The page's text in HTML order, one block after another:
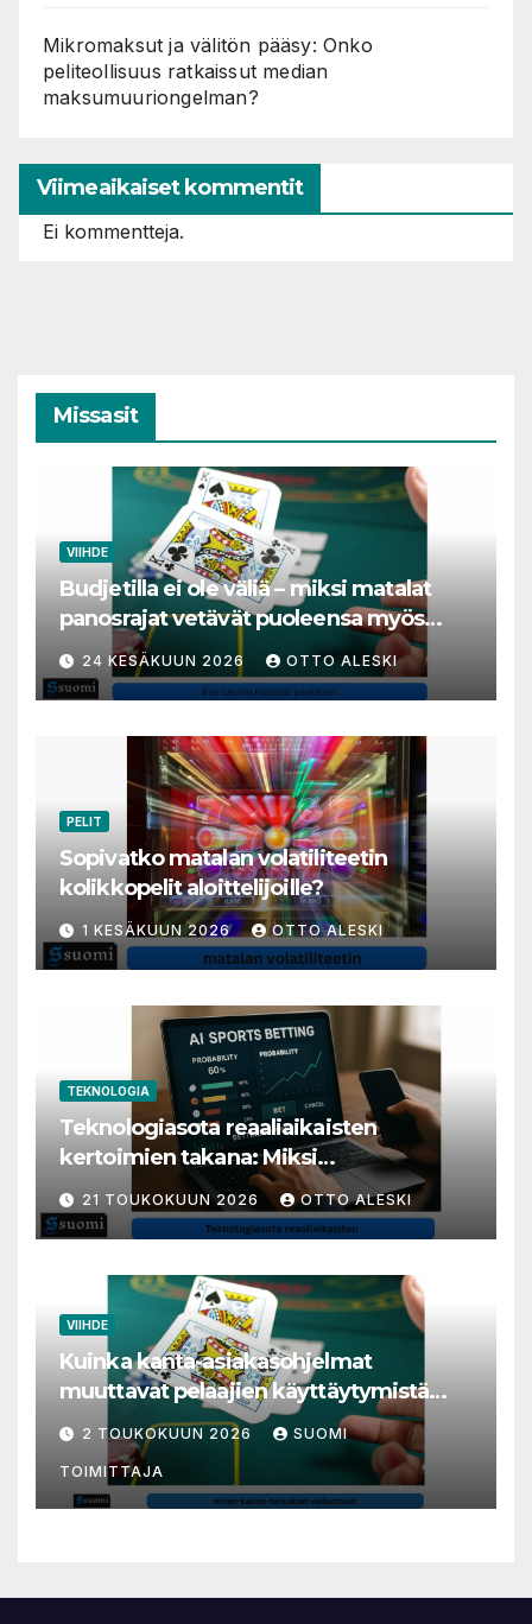
Mikromaksut ja välitön pääsy: Onko
peliteollisuus ratkaissut median
maksumuuriongelman?
Viimeaikaiset kommentit
Ei kommentteja.
Missasit
VIIHDE
Budjetilla ei ole väliä – miksi matalat
panosrajat vetävät puoleensa myös
varakkaita harrastajia
24 KESÄKUUN 2026 OTTO ALESKI
PELIT
Sopivatko matalan volatiliteetin
kolikkopelit aloittelijoille?
1 KESÄKUUN 2026 OTTO ALESKI
TEKNOLOGIA
Teknologiasota reaaliaikaisten
kertoimien takana: Miksi
millisekunneista tuli livenäpyttelyn
tärkein valuutta
21 TOUKOKUUN 2026 OTTO ALESKI
VIIHDE
Kuinka kanta-asiakasohjelmat
muuttavat pelaajien käyttäytymistä
nettikasinoilla
2 TOUKOKUUN 2026 SUOMI
TOIMITTAJA